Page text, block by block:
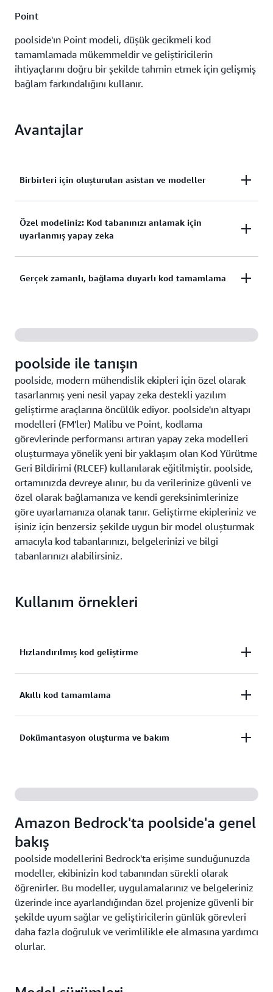
Point
poolside'ın Point modeli, düşük gecikmeli kod
tamamlamada mükemmeldir ve geliştiricilerin
ihtiyaçlarını doğru bir şekilde tahmin etmek için gelişmiş
bağlam farkındalığını kullanır.
Avantajlar
Birbirleri için oluşturulan asistan ve modeller
deneyimi sunmak için tamamen entegre edilmiştir.
Özel modeliniz: Kod tabanınızı anlamak için
uyarlanmış yapay zeka
modelinizi geliştirmek için özel kod tabanınızda ve
Gerçek zamanlı, bağlama duyarlı kod tamamlama
ihtiyacınız olacağını doğru bir şekilde tahmin eden
yapay zeka ile daha hızlı kod yazın.
poolside ile tanışın
poolside, modern mühendislik ekipleri için özel olarak
tasarlanmış yeni nesil yapay zeka destekli yazılım
geliştirme araçlarına öncülük ediyor. poolside'ın altyapı
modelleri (FM'ler) Malibu ve Point, kodlama
görevlerinde performansı artıran yapay zeka modelleri
oluşturmaya yönelik yeni bir yaklaşım olan Kod Yürütme
Geri Bildirimi (RLCEF) kullanılarak eğitilmiştir. poolside,
ortamınızda devreye alınır, bu da verilerinize güvenli ve
özel olarak bağlamanıza ve kendi gereksinimlerinize
göre uyarlamanıza olanak tanır. Geliştirme ekipleriniz ve
işiniz için benzersiz şekilde uygun bir model oluşturmak
amacıyla kod tabanlarınızı, belgelerinizi ve bilgi
tabanlarınızı alabilirsiniz.
Kullanım örnekleri
Hızlandırılmış kod geliştirme
gereksinimleri anlayan ve gerçek zamanlı olarak
optimize edilmiş çözümler öneren yapay zeka ile
harcanan zamanı azaltın ve temel iş sorunlarını
Akıllı kod tamamlama
anlayan bağlama duyarlı kod önerileri alın.
Dokümantasyon oluşturma ve bakım
bilgisini projenizle birlikte gelişen erişilebilir
belgelere dönüştürün.
Amazon Bedrock'ta poolside'a genel
bakış
poolside modellerini Bedrock'ta erişime sunduğunuzda
modeller, ekibinizin kod tabanından sürekli olarak
öğrenirler. Bu modeller, uygulamalarınız ve belgeleriniz
üzerinde ince ayarlandığından özel projenize güvenli bir
şekilde uyum sağlar ve geliştiricilerin günlük görevleri
daha fazla doğruluk ve verimlilikle ele almasına yardımcı
olurlar.